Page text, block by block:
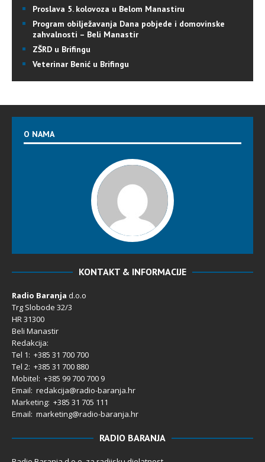
Proslava 5. kolovoza u Belom Manastiru
Program obilježavanja Dana pobjede i domovinske
zahvalnosti – Beli Manastir
ZŠRD u Brifingu
Veterinar Benić u Brifingu
O NAMA
KONTAKT & INFORMACIJE
Radio Baranja d.o.o
Trg Slobode 32/3
HR 31300
Beli Manastir
Redakcija:
Tel 1: +385 31 700 700
Tel 2: +385 31 700 880
Mobitel: +385 99 700 700 9
Email: redakcija@radio-baranja.hr
Marketing: +385 31 705 111
Email: marketing@radio-baranja.hr
RADIO BARANJA